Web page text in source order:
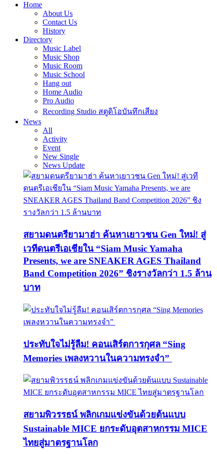
Home
About Us
Contact Us
History
Directory
Music Label
Music Shop
Music Room
Music School
Hang out
Home Audio
Pro Audio
Recording Studio สตูดิโอบันทึกเสียง
News
All
Activity
Event
New Single
News Update
สยามดนตรียามาฮ่า ค้นหาเยาวชน Gen ใหม่! สู่
เวทีดนตรีเอเชียใน “Siam Music Yamaha
Presents, we are SNEAKER AGES Thailand
Band Competition 2026” ชิงรางวัลกว่า 1.5 ล้าน
บาท
ประทับใจไม่รู้ลืม! คอนเสิร์ตการกุศล “Sing
Memories เพลงหวานในความทรงจำ”
สยามพิวรรธน์ พลิกเกมแข่งขันด้วยต้นแบบ
Sustainable MICE ยกระดับอุตสาหกรรม MICE
ไทยสู่มาตรฐานโลก